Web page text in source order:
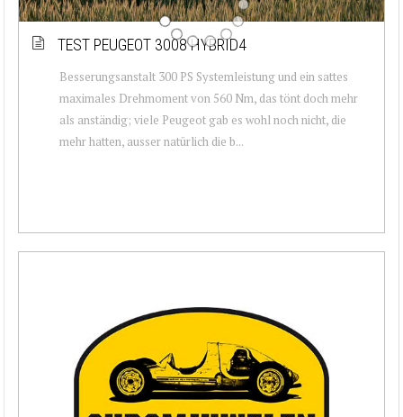
TEST PEUGEOT 3008 HYBRID4
Besserungsanstalt 300 PS Systemleistung und ein sattes
maximales Drehmoment von 560 Nm, das tönt doch mehr
als anständig; viele Peugeot gab es wohl noch nicht, die
mehr hatten, ausser natürlich die b...